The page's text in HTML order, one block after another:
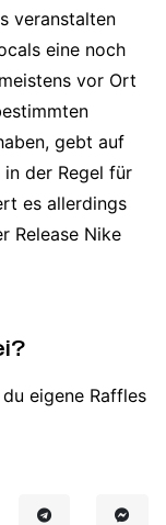
veranstalten
eine noch
vor Ort
gebt auf
der Regel für
es allerdings
Release Nike
eigene Raffles